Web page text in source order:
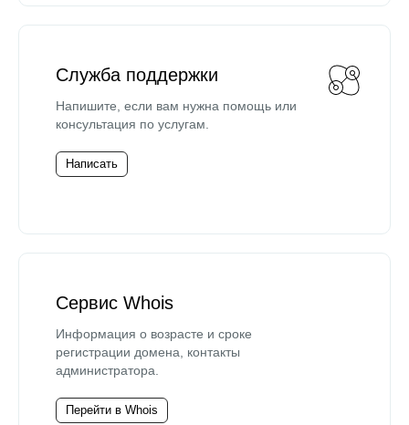
Служба поддержки
Напишите, если вам нужна помощь или
консультация по услугам.
Написать
Сервис Whois
Информация о возрасте и сроке
регистрации домена, контакты
администратора.
Перейти в Whois